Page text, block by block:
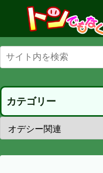
カテゴリー